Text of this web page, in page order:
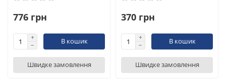
776 грн
В кошик
Швидке замовлення
370 грн
В кошик
Швидке замовлення